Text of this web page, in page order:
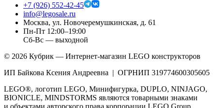
+7 (926) 552-42-45
info@legosale.ru
Москва, ул. Новочеремушкинская, д. 61
Пн-Пт 12:00–19:00
Сб-Вс — выходной
© 2026 Кубрик — Интернет-магазин LEGO конструкторов
ИП Байкова Ксения Андреевна | ОГРНИП 319774600305605
LEGO®, логотип LEGO, Минифигурка, DUPLO, NINJAGO,
BIONICLE, MINDSTORMS являются товарными знаками
и объектами авторского права корпорации LEGO Group.